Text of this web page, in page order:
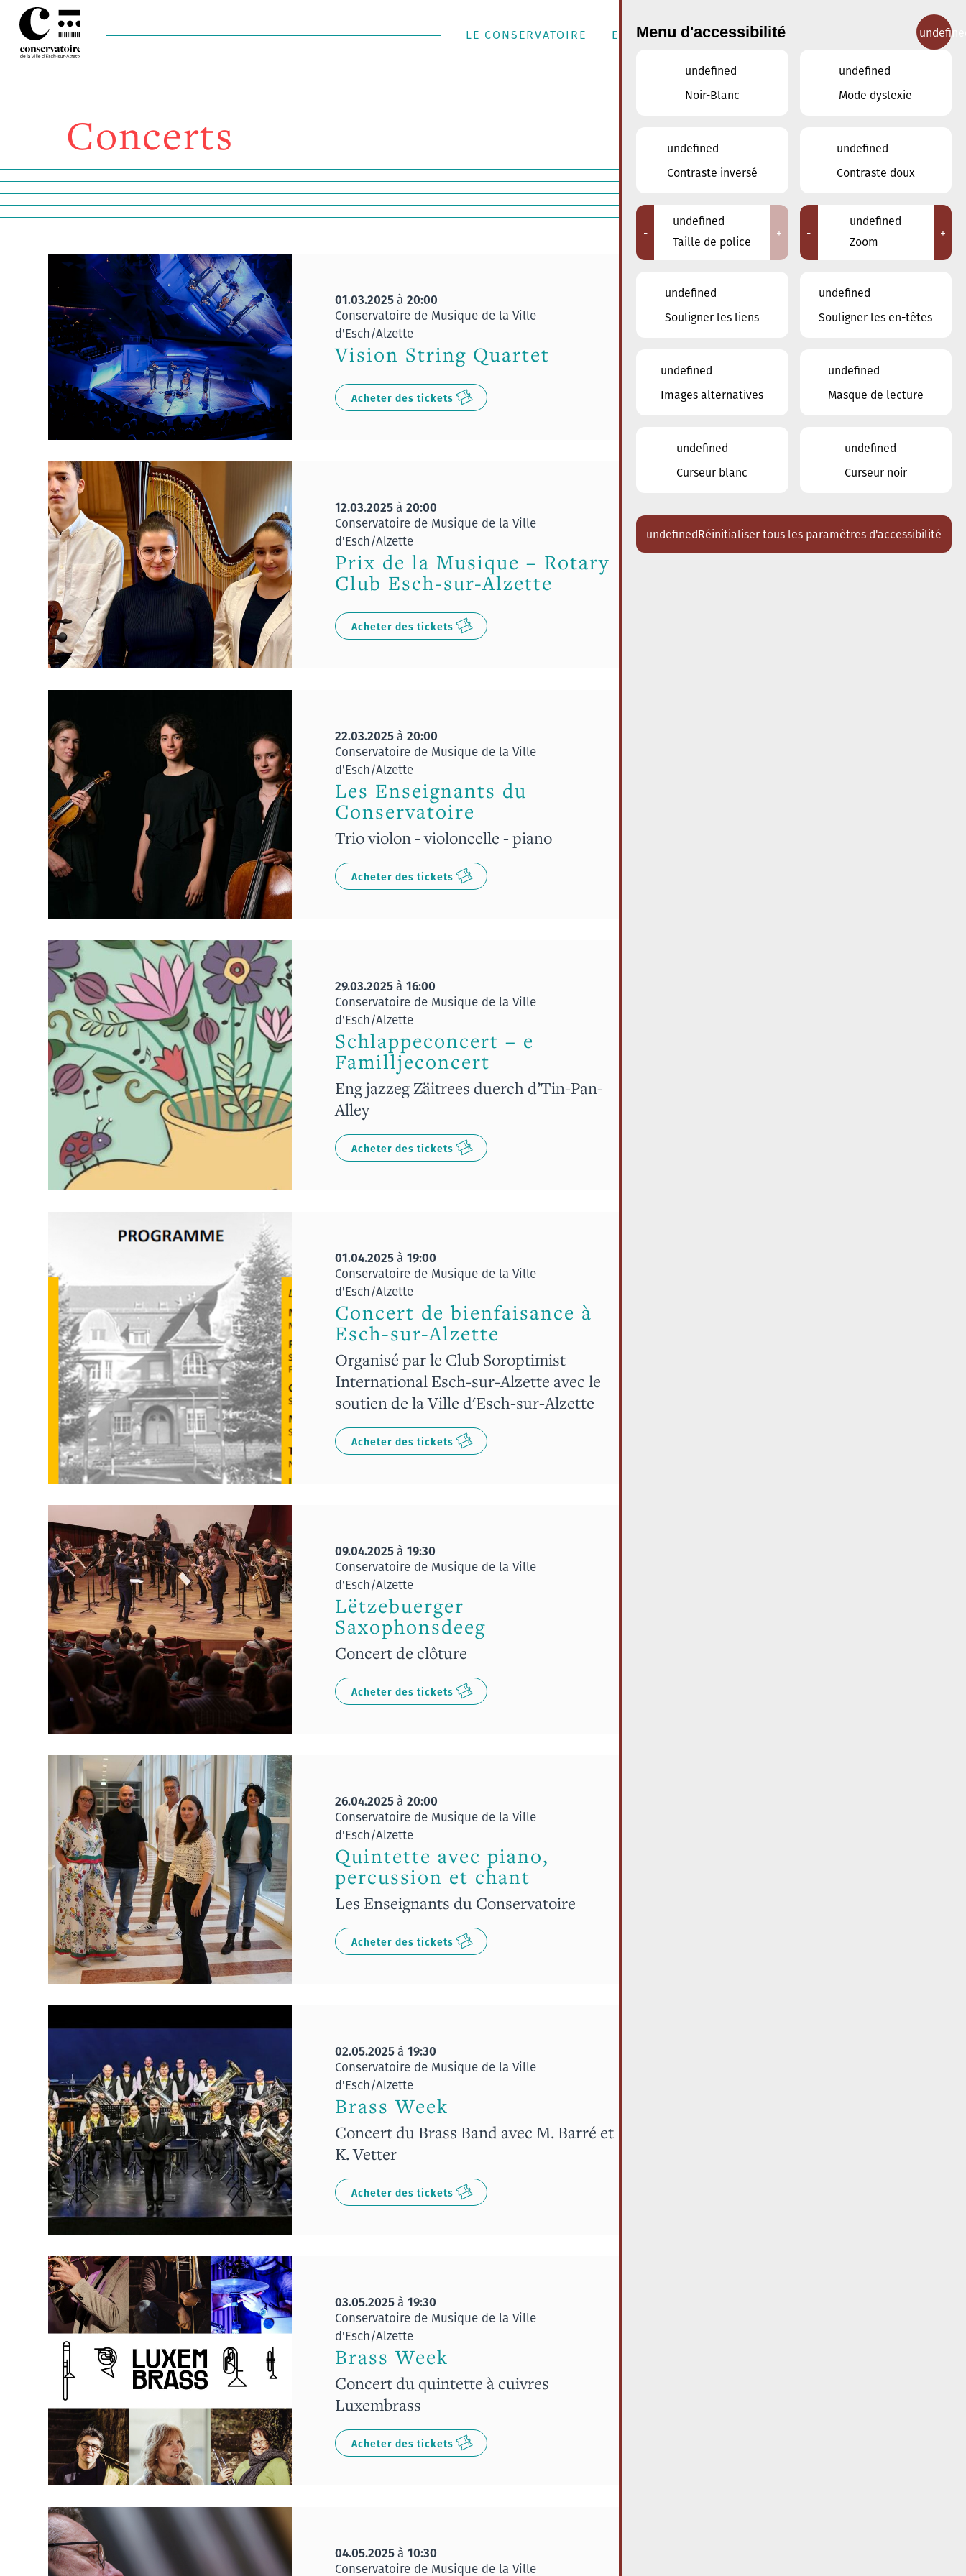
LE CONSERVATOIRE ENSEIGNEMENT MUSICAL CONTACT
Concerts
01.03.2025à 20:00
Conservatoire de Musique de la Ville
d'Esch/Alzette
Vision String Quartet
Acheter des tickets
12.03.2025à 20:00
Conservatoire de Musique de la Ville
d'Esch/Alzette
Prix de la Musique – Rotary
Club Esch-sur-Alzette
Acheter des tickets
22.03.2025à 20:00
Conservatoire de Musique de la Ville
d'Esch/Alzette
Les Enseignants du
Conservatoire
Trio violon - violoncelle - piano
Acheter des tickets
29.03.2025à 16:00
Conservatoire de Musique de la Ville
d'Esch/Alzette
Schlappeconcert – e
Familljeconcert
Eng jazzeg Zäitrees duerch d’Tin-Pan-
Alley
Acheter des tickets
01.04.2025à 19:00
Conservatoire de Musique de la Ville
d'Esch/Alzette
Concert de bienfaisance à
Esch-sur-Alzette
Organisé par le Club Soroptimist
International Esch-sur-Alzette avec le
soutien de la Ville d'Esch-sur-Alzette
Acheter des tickets
09.04.2025à 19:30
Conservatoire de Musique de la Ville
d'Esch/Alzette
Lëtzebuerger
Saxophonsdeeg
Concert de clôture
Acheter des tickets
26.04.2025à 20:00
Conservatoire de Musique de la Ville
d'Esch/Alzette
Quintette avec piano,
percussion et chant
Les Enseignants du Conservatoire
Acheter des tickets
02.05.2025à 19:30
Conservatoire de Musique de la Ville
d'Esch/Alzette
Brass Week
Concert du Brass Band avec M. Barré et
K. Vetter
Acheter des tickets
03.05.2025à 19:30
Conservatoire de Musique de la Ville
d'Esch/Alzette
Brass Week
Concert du quintette à cuivres
Luxembrass
Acheter des tickets
04.05.2025à 10:30
Conservatoire de Musique de la Ville
JANVIER
27 28 31
28
Tous
Brasserie Schmëdd Ellergronn
Eglise décanale St. Joseph / Esch
Escher Theater - Esch-sur-Alzette
Menu d'accessibilité
undefined
Noir-Blanc
undefined
Mode dyslexie
undefined
Contraste inversé
undefined
Contraste doux
-
undefined
Taille de police
+ -
undefined
Zoom
+
undefined
Souligner les liens
undefined
Souligner les en-têtes
undefined
Images alternatives
undefined
Masque de lecture
undefined
Curseur blanc
undefined
Curseur noir
undefinedRéinitialiser tous les paramètres d'accessibilité